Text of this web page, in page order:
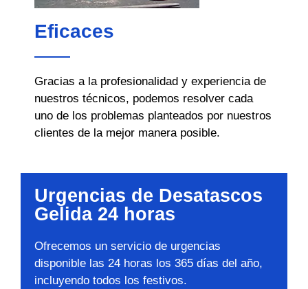
Eficaces
Gracias a la profesionalidad y experiencia de
nuestros técnicos, podemos resolver cada
uno de los problemas planteados por nuestros
clientes de la mejor manera posible.
Urgencias de Desatascos
Gelida 24 horas
Ofrecemos un servicio de urgencias
disponible las 24 horas los 365 días del año,
incluyendo todos los festivos.